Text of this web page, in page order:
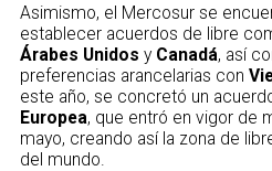
Asimismo, el Mercosur se
establecer acuerdos de libre
Árabes Unidos y Canadá, así
preferencias arancelarias con
este año, se concretó un
Europea, que entró en vigor de
mayo, creando así la zona de
del mundo.